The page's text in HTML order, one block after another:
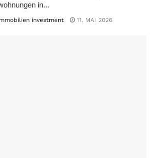
in...
investment 11. MAI 2026